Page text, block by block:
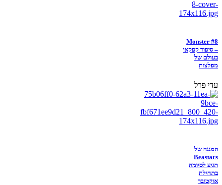
Monster #8
– סיפור קפקאי
בעולם של
מפלצות
עדי פרל
המנגה של
Beastars
תגיע לסיומה
בתחילת
אוקטובר